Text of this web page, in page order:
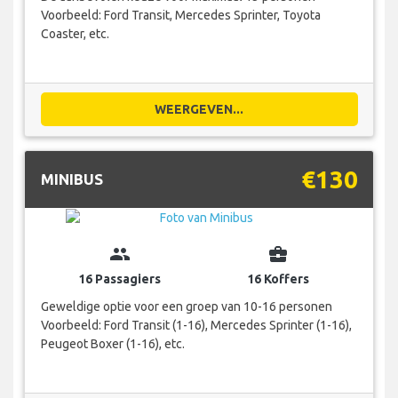
Voorbeeld: Ford Transit, Mercedes Sprinter, Toyota
Coaster, etc.
WEERGEVEN...
MINIBUS €130
group
16 Passagiers
business_center
16 Koffers
Geweldige optie voor een groep van 10-16 personen
Voorbeeld: Ford Transit (1-16), Mercedes Sprinter (1-16),
Peugeot Boxer (1-16), etc.